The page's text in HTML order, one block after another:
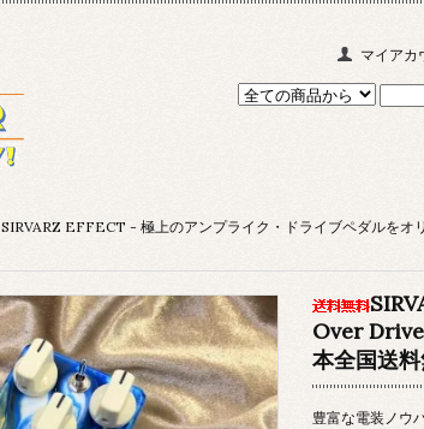
マイアカ
SIRVARZ EFFECT - 極上のアンプライク・ドライブペダルをオ
Over
本全国送料
豊富な電装ノウ